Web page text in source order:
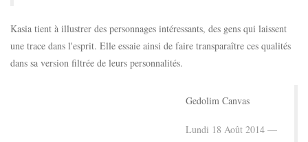
Kasia tient à illustrer des personnages intéressants, des gens qui laissent
une trace dans l'esprit. Elle essaie ainsi de faire transparaître ces qualités
dans sa version filtrée de leurs personnalités.
Gedolim Canvas
Lundi 18 Août 2014